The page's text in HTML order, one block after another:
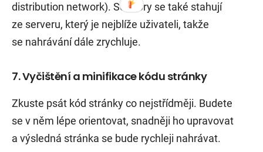
distribution network). Soubory se také stahují
ze serveru, který je nejblíže uživateli, takže
se nahrávání dále zrychluje.
7. Vyčištění a minifikace kódu stránky
Zkuste psát kód stránky co nejstřídměji. Budete
se v něm lépe orientovat, snadněji ho upravovat
a výsledná stránka se bude rychleji nahrávat.